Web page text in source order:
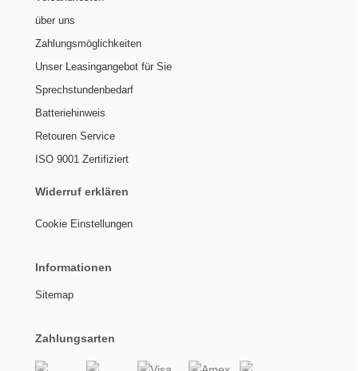
über uns
Zahlungsmöglichkeiten
Unser Leasingangebot für Sie
Sprechstundenbedarf
Batteriehinweis
Retouren Service
ISO 9001 Zertifiziert
Widerruf erklären
Cookie Einstellungen
Informationen
Sitemap
Zahlungsarten